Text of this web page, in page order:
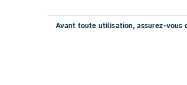
Avant toute utilisation, assurez-vous